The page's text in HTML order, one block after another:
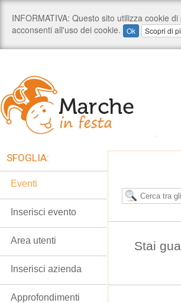
Stai
SFOGLIA:
Eventi
Inserisci evento
Area utenti
Inserisci azienda
Approfondimenti